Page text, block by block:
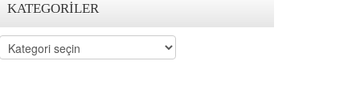
KATEGORILER